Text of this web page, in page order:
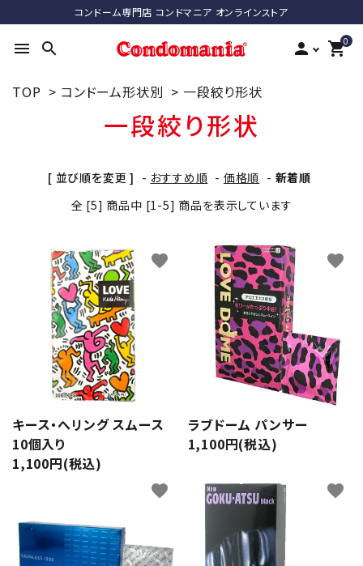
コンドーム専門店 コンドマニア オンラインストア
menu search person 0
shopping_cart
search
ようこそ ゲスト 様
最近チェックした商品
コンドーム
潤滑剤・ローション
アパレル
セルフプレジャー
TOP > コンドーム形状別 > 一段絞り形状
一段絞り形状
[ 並び順を変更 ] - おすすめ順 - 価格順 - 新着順
全 [5] 商品中 [1-5] 商品を表示しています
キース・へリング スムース
10個入り
1,100円(税込)
favorite
ラブドーム パンサー
1,100円(税込)
favorite
favorite favorite